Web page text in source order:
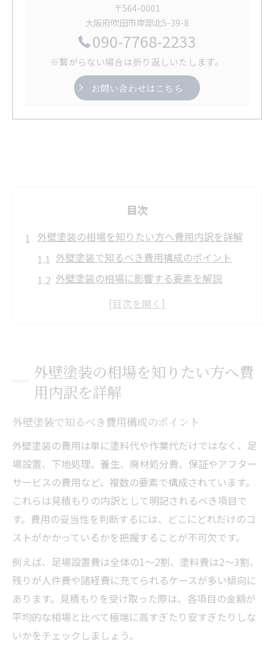
〒564-0001
大阪府吹田市岸部北5-39-8
090-7768-2233
※繋がらない場合は折り返しいたします。
お問い合わせはこちら
目次
外壁塗装の相場を知りたい方へ費用内訳を詳解
外壁塗装で知るべき費用構成のポイント
外壁塗装の相場に影響する要素を解説
外壁塗装の内訳を把握して納得の判断
ツ
伊丹市の外壁塗装費用を妥当に判断する方
法
外壁塗装の見積もり妥当性を見抜くコツ
外壁塗装150万円の高い安いの基準を知る
外壁塗装費用を伊丹市で比較するときの注
意点
外壁塗装の費用判断に役立つチェックポイ
ント
助成金活用による外壁塗装費用の最適化ポイン
ト
外壁塗装で利用できる助成金の確認方法
伊丹市の外壁塗装助成金制度の特徴と注意
点
外壁塗装の相場を知りたい方へ費
用内訳を詳解
外壁塗装で知るべき費用構成のポイント
外壁塗装の費用は単に塗料代や作業代だけではなく、足
場設置、下地処理、養生、廃材処分費、保証やアフター
サービスの費用など、複数の要素で構成されています。
これらは見積もりの内訳として明記されるべき項目で
す。費用の妥当性を判断するには、どこにどれだけのコ
ストがかかっているかを把握することが不可欠です。
例えば、足場設置費は全体の1～2割、塗料費は2～3割、
残りが人件費や諸経費に充てられるケースが多い傾向に
あります。見積もりを受け取った際は、各項目の金額が
平均的な相場と比べて極端に高すぎたり安すぎたりしな
いかをチェックしましょう。